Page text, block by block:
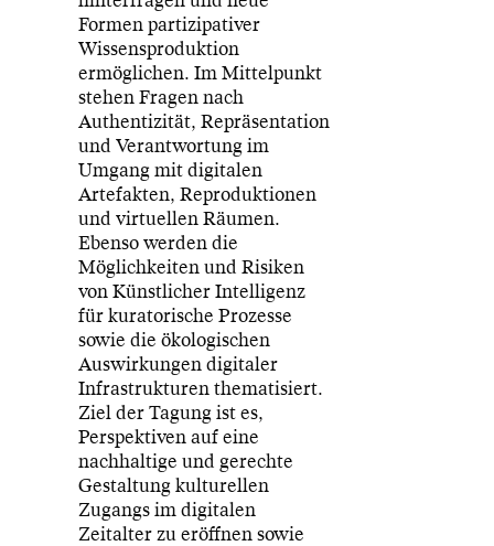
Formen partizipativer
Wissensproduktion
ermöglichen. Im Mittelpunkt
stehen Fragen nach
Authentizität, Repräsentation
und Verantwortung im
Umgang mit digitalen
Artefakten, Reproduktionen
und virtuellen Räumen.
Ebenso werden die
Möglichkeiten und Risiken
von Künstlicher Intelligenz
für kuratorische Prozesse
sowie die ökologischen
Auswirkungen digitaler
Infrastrukturen thematisiert.
Ziel der Tagung ist es,
Perspektiven auf eine
nachhaltige und gerechte
Gestaltung kulturellen
Zugangs im digitalen
Zeitalter zu eröffnen sowie